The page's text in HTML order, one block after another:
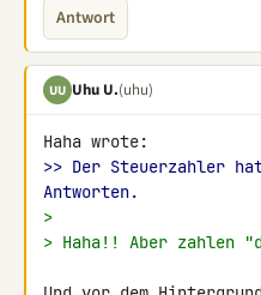
Antwort
UU Uhu U.(uhu)
>> Der Steuerzahler
Antworten.
>
> Haha!! Aber zahlen